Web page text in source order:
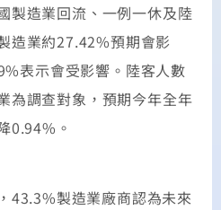
造業回流、一例一休及陸
造業約27.42%預期會影
表示會受影響。陸客人數
為調查對象，預期今年全年
0.94%。
製造業廠商認為未來